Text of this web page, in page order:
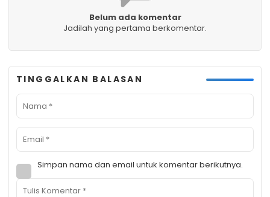
Belum ada komentar
Jadilah yang pertama berkomentar.
TINGGALKAN BALASAN
Simpan nama dan email untuk komentar berikutnya.